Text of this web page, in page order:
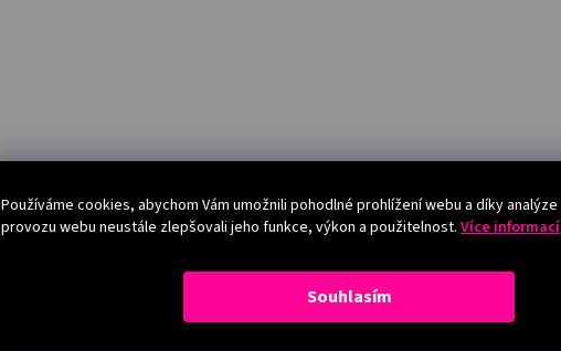
Používáme cookies, abychom Vám umožnili pohodlné prohlížení webu a díky analýze
provozu webu neustále zlepšovali jeho funkce, výkon a použitelnost. Více informací
Souhlasím